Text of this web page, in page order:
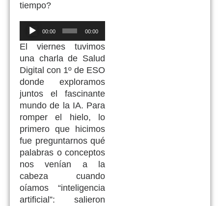
tiempo?
Reproductor
de
audio
00:00 00:00
El viernes tuvimos
una charla de Salud
Digital con 1º de ESO
donde exploramos
juntos el fascinante
mundo de la IA. Para
romper el hielo, lo
primero que hicimos
fue preguntarnos qué
palabras o conceptos
nos venían a la
cabeza cuando
oíamos “inteligencia
artificial”: salieron